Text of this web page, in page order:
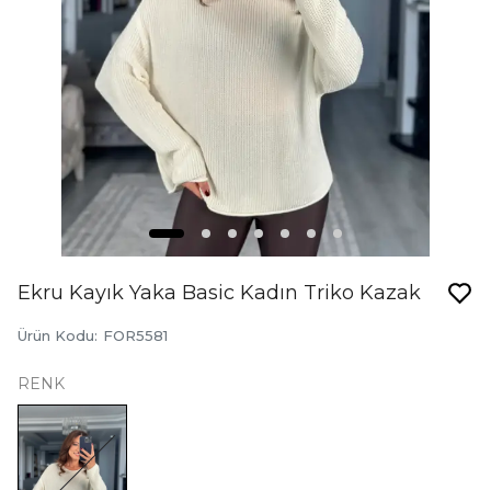
Ekru Kayık Yaka Basic Kadın Triko Kazak
Ürün Kodu: FOR5581
RENK